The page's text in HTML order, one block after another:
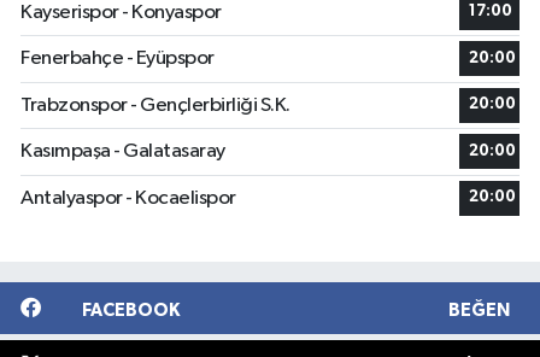
Kayserispor - Konyaspor
17:00
Fenerbahçe - Eyüpspor 20:00
Trabzonspor - Gençlerbirliği S.K. 20:00
Kasımpaşa - Galatasaray 20:00
Antalyaspor - Kocaelispor 20:00
FACEBOOK BEĞEN